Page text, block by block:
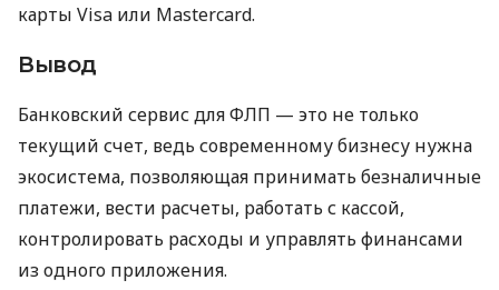
карты Visa или Mastercard.
Вывод
Банковский сервис для ФЛП — это не только
текущий счет, ведь современному бизнесу нужна
экосистема, позволяющая принимать безналичные
платежи, вести расчеты, работать с кассой,
контролировать расходы и управлять финансами
из одного приложения.